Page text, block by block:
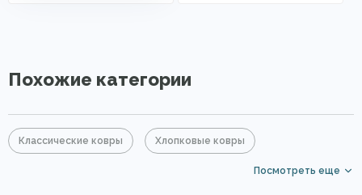
Похожие категории
Классические ковры Хлопковые ковры
Посмотреть еще